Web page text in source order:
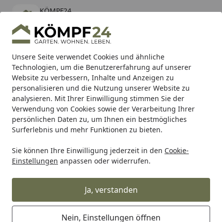
Unsere Seite verwendet Cookies und ähnliche
Technologien, um die Benutzererfahrung auf unserer
Website zu verbessern, Inhalte und Anzeigen zu
personalisieren und die Nutzung unserer Website zu
analysieren. Mit Ihrer Einwilligung stimmen Sie der
Verwendung von Cookies sowie der Verarbeitung Ihrer
persönlichen Daten zu, um Ihnen ein bestmögliches
Surferlebnis und mehr Funktionen zu bieten.
Sie können Ihre Einwilligung jederzeit in den Cookie-
Einstellungen anpassen oder widerrufen.
Ja, verstanden
Nein, Einstellungen öffnen
KÖMPF24
kostenlos - Im App Store
Hotline
Alle Produkte
Mein Konto
Suchen
Karibu Pools inkl. gratis Sandfilteranlage & Pool-
Starterset (Gesamtwert bis 468,99€)
Startseite
SBS Bremsbeläge Straße SBS Bremsbelag 789HF Street
SBS Bremsbelag 789HF Street